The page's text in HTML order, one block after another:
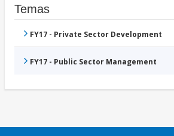
Temas
FY17 - Private Sector Development
FY17 - Public Sector Management